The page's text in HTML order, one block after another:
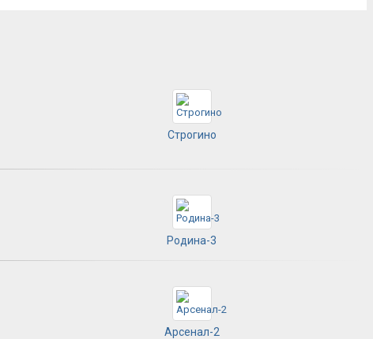
Строгино
Родина-3
Арсенал-2